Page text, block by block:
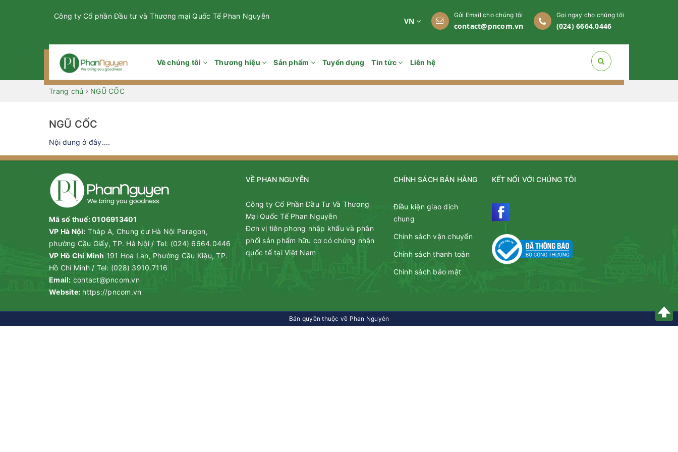
Công ty Cổ phần Đầu tư và Thương mại Quốc Tế Phan Nguyễn
VN
Gửi Email cho chúng tôi
contact@pncom.vn
Gọi ngay cho chúng tôi
(024) 6664.0446
Về chúng tôi Thương hiệu Sản phẩm Tuyển dụng Tin tức Liên hệ
Trang chủ NGŨ CỐC
NGŨ CỐC
Nội dung ở đây....
Mã số thuế: 0106913401
VP Hà Nội: Tháp A, Chung cư Hà Nội Paragon,
phường Cầu Giấy, TP. Hà Nội/ Tel: (024) 6664.0446
VP Hồ Chí Minh 191 Hoa Lan, Phường Cầu Kiệu, TP.
Hồ Chí Minh / Tel: (028) 3910.7116
Email: contact@pncom.vn
Website: https://pncom.vn
VỀ PHAN NGUYỄN
Công ty Cổ Phần Đầu Tư Và Thương
Mại Quốc Tế Phan Nguyễn
Đơn vị tiên phong nhập khẩu và phân
phối sản phẩm hữu cơ có chứng nhận
quốc tế tại Việt Nam
CHÍNH SÁCH BÁN HÀNG
Điều kiện giao dịch
chung
Chính sách vận chuyển
Chính sách thanh toán
Chính sách bảo mật
KẾT NỐI VỚI CHÚNG TÔI
Bản quyền thuộc về Phan Nguyễn